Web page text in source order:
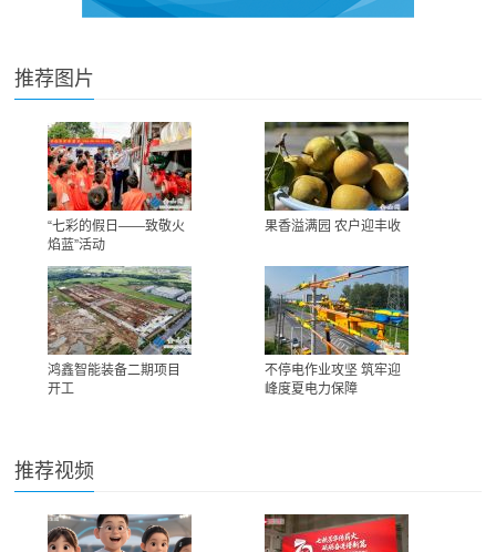
推荐图片
“七彩的假日——致敬火
焰蓝”活动
果香溢满园 农户迎丰收
鸿鑫智能装备二期项目
开工
不停电作业攻坚 筑牢迎
峰度夏电力保障
推荐视频